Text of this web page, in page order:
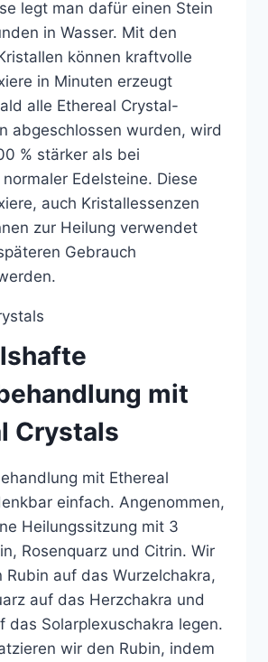
legt man dafür einen Stein
in Wasser. Mit den
können kraftvolle
in Minuten erzeugt
alle Ethereal Crystal-
abgeschlossen wurden, wird
% stärker als bei
Edelsteine. Diese
auch Kristallessenzen
zur Heilung verwendet
Gebrauch
mit
Crystals
mit Ethereal
einfach. Angenommen,
Heilungssitzung mit 3
Rosenquarz und Citrin. Wir
Rubin auf das Wurzelchakra,
auf das Herzchakra und
das Solarplexuschakra legen.
wir den Rubin, indem